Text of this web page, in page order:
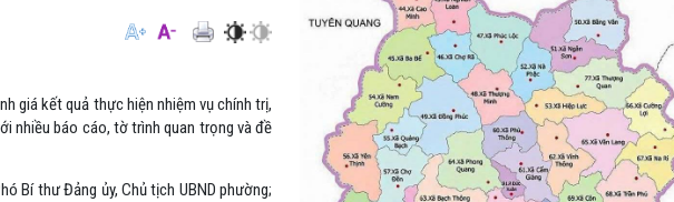
giá kết quả thực hiện nhiệm vụ chính trị,
nhiều báo cáo, tờ trình quan trọng và đề
Bí thư Đảng ủy, Chủ tịch UBND phường;